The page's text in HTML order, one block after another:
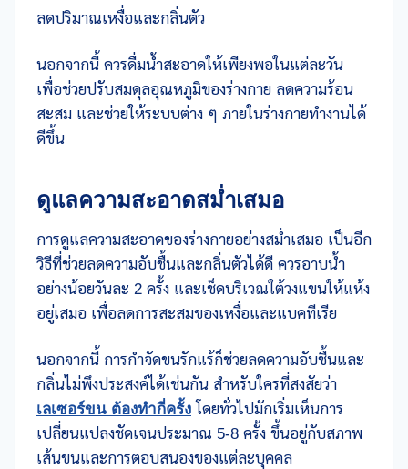
ลดปริมาณเหงื่อและกลิ่นตัว
นอกจากนี้ ควรดื่มน้ำสะอาดให้เพียงพอในแต่ละวัน
เพื่อช่วยปรับสมดุลอุณหภูมิของร่างกาย ลดความร้อน
สะสม และช่วยให้ระบบต่าง ๆ ภายในร่างกายทำงานได้
ดีขึ้น
ดูแลความสะอาดสม่ำเสมอ
การดูแลความสะอาดของร่างกายอย่างสม่ำเสมอ เป็นอีก
วิธีที่ช่วยลดความอับชื้นและกลิ่นตัวได้ดี ควรอาบน้ำ
อย่างน้อยวันละ 2 ครั้ง และเช็ดบริเวณใต้วงแขนให้แห้ง
อยู่เสมอ เพื่อลดการสะสมของเหงื่อและแบคทีเรีย
นอกจากนี้ การกำจัดขนรักแร้ก็ช่วยลดความอับชื้นและ
กลิ่นไม่พึงประสงค์ได้เช่นกัน สำหรับใครที่สงสัยว่า
เลเซอร์ขน ต้องทำกี่ครั้ง โดยทั่วไปมักเริ่มเห็นการ
เปลี่ยนแปลงชัดเจนประมาณ 5-8 ครั้ง ขึ้นอยู่กับสภาพ
เส้นขนและการตอบสนองของแต่ละบุคคล